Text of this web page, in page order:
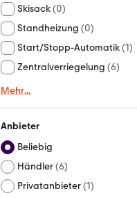
Skisack(0)
Standheizung (0)
Start/Stopp-Automatik(1)
Zentralverriegelung (6)
Mehr...
Anbieter
Beliebig
Händler(6)
Privatanbieter(1)